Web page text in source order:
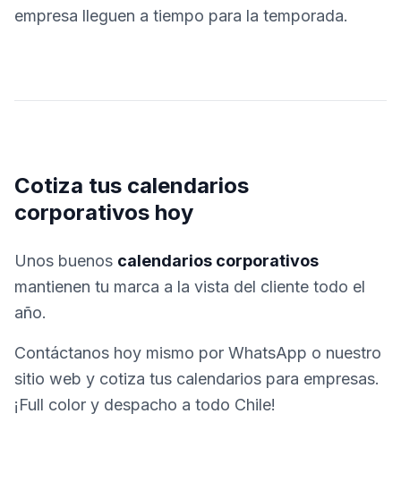
empresa lleguen a tiempo para la temporada.
Cotiza tus calendarios
corporativos hoy
Unos buenos calendarios corporativos
mantienen tu marca a la vista del cliente todo el
año.
Contáctanos hoy mismo por WhatsApp o nuestro
sitio web y cotiza tus calendarios para empresas.
¡Full color y despacho a todo Chile!